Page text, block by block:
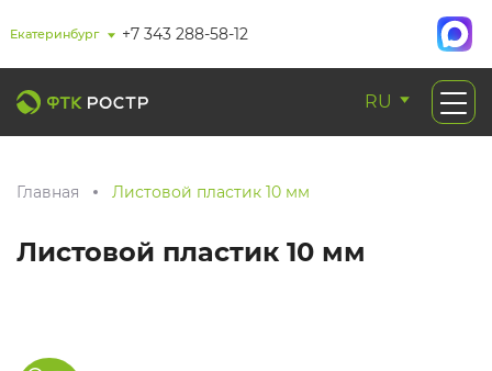
Екатеринбург +7 343 288-58-12
RU
Главная Листовой пластик 10 мм
Листовой пластик 10 мм